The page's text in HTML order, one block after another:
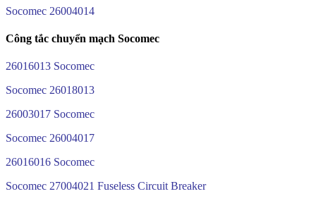
Socomec 26004014
Công tắc chuyển mạch Socomec
26016013 Socomec
Socomec 26018013
26003017 Socomec
Socomec 26004017
26016016 Socomec
Socomec 27004021 Fuseless Circuit Breaker